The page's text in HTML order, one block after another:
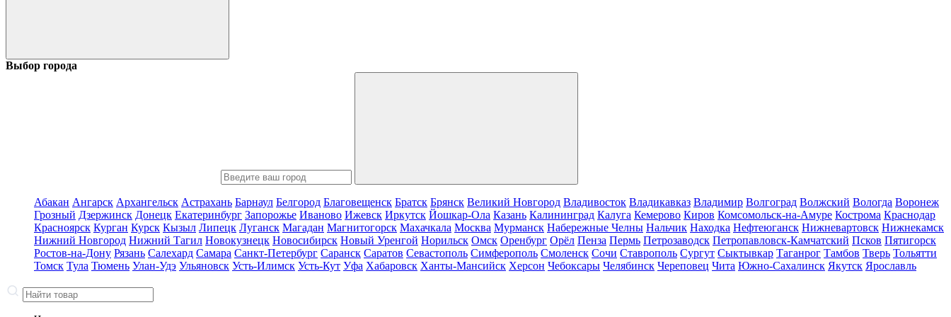
Выбор города
Абакан Ангарск Архангельск Астрахань Барнаул Белгород Благовещенск Братск Брянск Великий Новгород Владивосток Владикавказ Владимир Волгоград Волжский Вологда Воронеж
Грозный Дзержинск Донецк Екатеринбург Запорожье Иваново Ижевск Иркутск Йошкар-Ола Казань Калининград Калуга Кемерово Киров Комсомольск-на-Амуре Кострома Краснодар
Красноярск Курган Курск Кызыл Липецк Луганск Магадан Магнитогорск Махачкала Москва Мурманск Набережные Челны Нальчик Находка Нефтеюганск Нижневартовск Нижнекамск
Нижний Новгород Нижний Тагил Новокузнецк Новосибирск Новый Уренгой Норильск Омск Оренбург Орёл Пенза Пермь Петрозаводск Петропавловск-Камчатский Псков Пятигорск
Ростов-на-Дону Рязань Салехард Самара Санкт-Петербург Саранск Саратов Севастополь Симферополь Смоленск Сочи Ставрополь Сургут Сыктывкар Таганрог Тамбов Тверь Тольятти
Томск Тула Тюмень Улан-Удэ Ульяновск Усть-Илимск Усть-Кут Уфа Хабаровск Ханты-Мансийск Херсон Чебоксары Челябинск Череповец Чита Южно-Сахалинск Якутск Ярославль